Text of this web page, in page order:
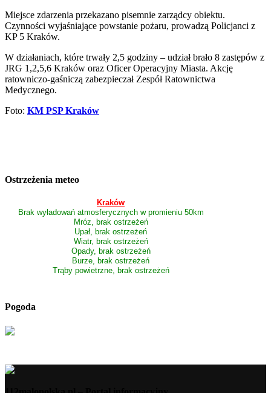
Miejsce zdarzenia przekazano pisemnie zarządcy obiektu.
Czynności wyjaśniające powstanie pożaru, prowadzą Policjanci z
KP 5 Kraków.
W działaniach, które trwały 2,5 godziny – udział brało 8 zastępów z
JRG 1,2,5,6 Kraków oraz Oficer Operacyjny Miasta. Akcję
ratowniczo-gaśniczą zabezpieczał Zespół Ratownictwa
Medycznego.
Foto: KM PSP Kraków
Ostrzeżenia meteo
Kraków
Brak wyładowań atmosferycznych w promieniu 50km
Mróz, brak ostrzeżeń
Upał, brak ostrzeżeń
Wiatr, brak ostrzeżeń
Opady, brak ostrzeżeń
Burze, brak ostrzeżeń
Trąby powietrzne, brak ostrzeżeń
Pogoda